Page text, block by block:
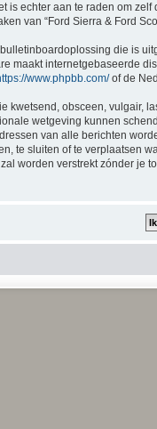
is echter aan te raden om
van “Ford Sierra & Ford
die is
maakt internetgebaseerde
www.phpbb.com/of de
kwetsend, obsceen, vulgair,
wetgeving kunnen
van alle berichten
te sluiten of te verplaatsen
worden verstrekt zónder je